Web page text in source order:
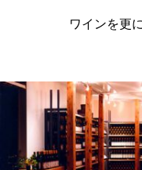
ワインを更